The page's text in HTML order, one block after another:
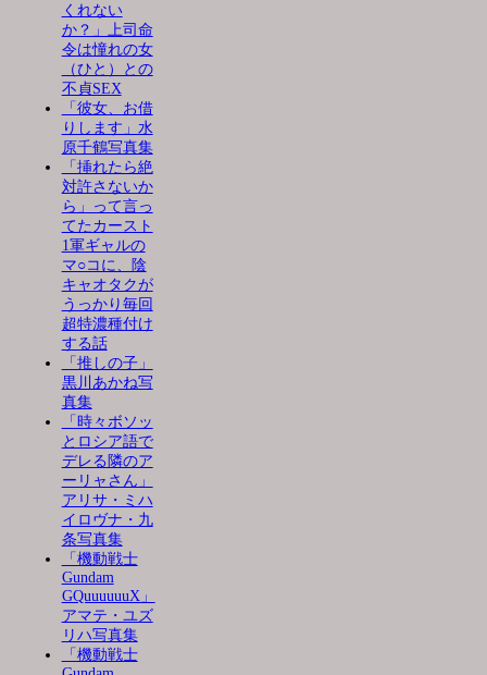
くれない
か？」上司命
令は憧れの女
（ひと）との
不貞SEX
「彼女、お借
りします」水
原千鶴写真集
「挿れたら絶
対許さないか
ら」って言っ
てたカースト
1軍ギャルの
マ○コに、陰
キャオタクが
うっかり毎回
超特濃種付け
する話
「推しの子」
黒川あかね写
真集
「時々ボソッ
とロシア語で
デレる隣のア
ーリャさん」
アリサ・ミハ
イロヴナ・九
条写真集
「機動戦士
Gundam
GQuuuuuuX」
アマテ・ユズ
リハ写真集
「機動戦士